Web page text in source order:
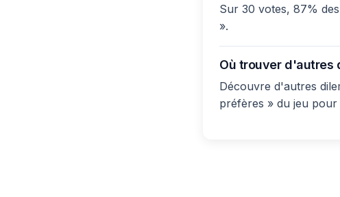
Sur 30 votes, 87%
».
Où trouver d'autres
Découvre d'autres
préfères » du jeu